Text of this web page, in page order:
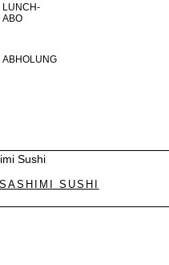
LUNCH-
ABO
ABHOLUNG
Sushi
SASHIMI SUSHI